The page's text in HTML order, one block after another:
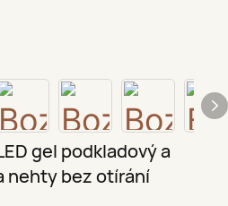
gel podkladový a
nehty bez otírání